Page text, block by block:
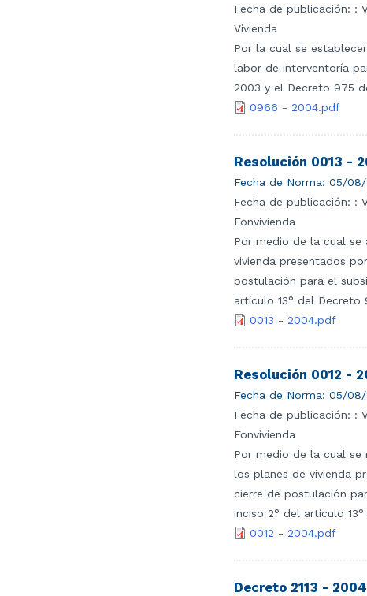
Fecha de publicación: :
Vivienda
Por la cual se
labor de interventoría
2003 y el Decreto 975
0966 - 2004.pdf
Resolución 0013 -
Fecha de Norma: 05/08/
Fecha de publicación: :
Fonvivienda
Por medio de la cual se
vivienda presentados
postulación para el
artículo 13° del Decreto
0013 - 2004.pdf
Resolución 0012 -
Fecha de Norma: 05/08/
Fecha de publicación: :
Fonvivienda
Por medio de la cual se
los planes de vivienda
cierre de postulación
inciso 2° del artículo
0012 - 2004.pdf
Decreto 2113 - 2004